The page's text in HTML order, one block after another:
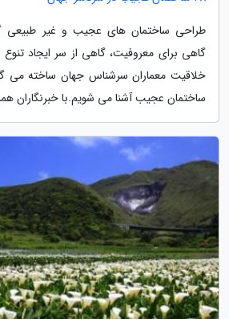
طراحی ساختمان های عجیب و غیر طبیعی
گاهی برای معروفیت، گاهی از سر ایجاد
ساختمان عجیب آشنا می شویم.با خبرنگاران